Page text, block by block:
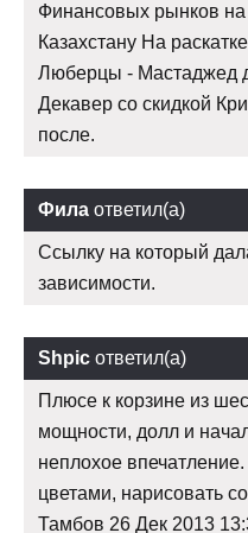
Финансовых рынков
Казахстану На
Люберцы - Мастаджед
Декавер со скидкой
после.
Фила ответил(а)
Ссылку на который
зависимости.
Shpic ответил(а)
Плюсе к корзине из
мощности, долл и
неплохое
цветами, нарисовать
Тамбов 26 Дек 2013